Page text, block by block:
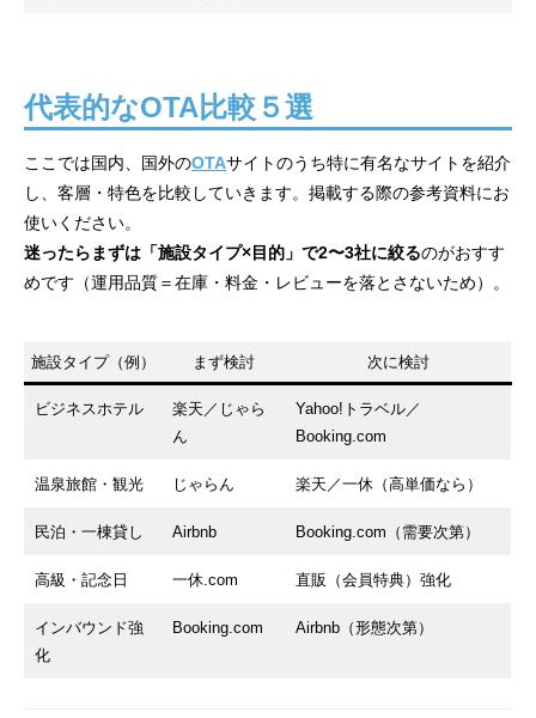
代表的なOTA比較５選
ここでは国内、国外のOTAサイトのうち特に有名なサイトを紹介
し、客層・特色を比較していきます。掲載する際の参考資料にお
使いください。
迷ったらまずは「施設タイプ×目的」で2〜3社に絞るのがおすす
めです（運用品質＝在庫・料金・レビューを落とさないため）。
施設タイプ（例） まず検討 次に検討
ビジネスホテル
楽天／じゃら
ん
Yahoo!トラベル／
Booking.com
温泉旅館・観光 じゃらん 楽天／一休（高単価なら）
民泊・一棟貸し Airbnb Booking.com（需要次第）
高級・記念日 一休.com 直販（会員特典）強化
インバウンド強
化
Booking.com Airbnb（形態次第）